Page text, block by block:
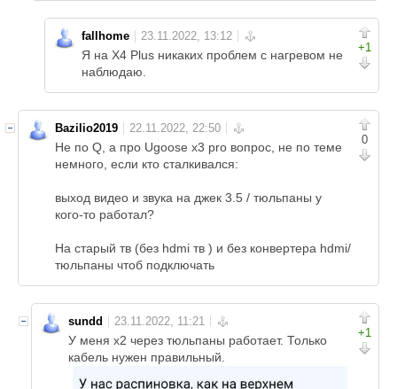
+1
fallhome
Я на X4 Plus никаких проблем с нагревом не
наблюдаю.
0
Bazilio2019
Не по Q, а про Ugoose х3 pro вопрос, не по теме
немного, если кто сталкивался:
выход видео и звука на джек 3.5 / тюльпаны у
кого-то работал?
На старый тв (без hdmi тв ) и без конвертера hdmi/
тюльпаны чтоб подключать
+1
sundd
У меня x2 через тюльпаны работает. Только
кабель нужен правильный.